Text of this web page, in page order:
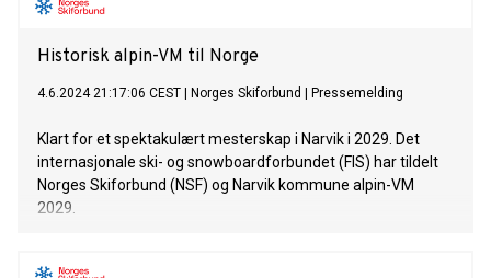
Historisk alpin-VM til Norge
4.6.2024 21:17:06 CEST Norges Skiforbund Pressemelding
Klart for et spektakulært mesterskap i Narvik i 2029. Det
internasjonale ski- og snowboardforbundet (FIS) har tildelt
Norges Skiforbund (NSF) og Narvik kommune alpin-VM
2029.